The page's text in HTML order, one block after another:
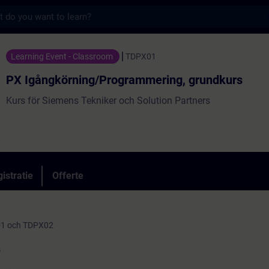
Programmering, grundkurs -
Learning Event - Classroom TDPX01
PX Igångkörning/Programmering, grundkurs
Kurs för Siemens Tekniker och Solution Partners
Offerte
och TDPX02